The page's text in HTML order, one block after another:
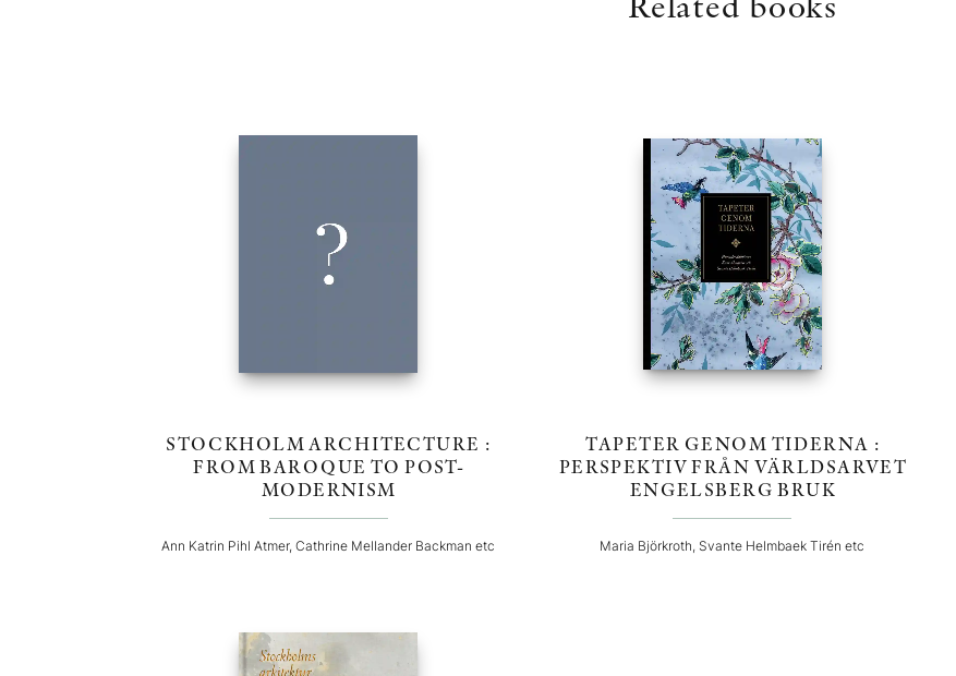
STOCKHOLM ARCHITECTURE :
FROM BAROQUE TO POST-
MODERNISM
Ann Katrin Pihl Atmer, Cathrine Mellander Backman etc
TAPETER GENOM TIDERNA :
PERSPEKTIV FRÅN VÄRLDSARVET
ENGELSBERG BRUK
Maria Björkroth, Svante Helmbaek Tirén etc